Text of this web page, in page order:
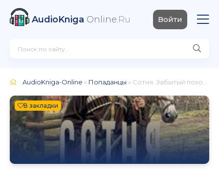
AudioKniga Online.Ru Войти
AudioKniga-Online » Попаданцы » Сотня. Забытый поход 6
В закладки